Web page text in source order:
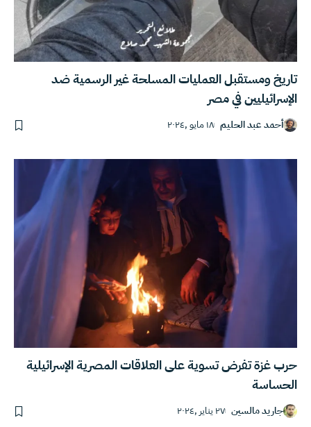
تاريخ ومستقبل العمليات المسلحة غير الرسمية ضد
الإسرائيليين في مصر
أحمد عبد الحليم ١٨ مايو ,٢٠٢٤
حرب غزة تفرض تسوية على العلاقات المصرية الإسرائيلية
الحساسة
جاريد مالسين ٢٧ يناير ,٢٠٢٤